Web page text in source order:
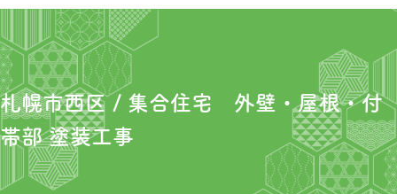
札幌市西区 / 集合住宅 外壁・屋根・付
帯部 塗装工事